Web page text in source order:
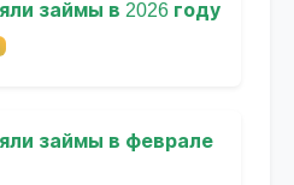
займы в 2026 году
займы в феврале